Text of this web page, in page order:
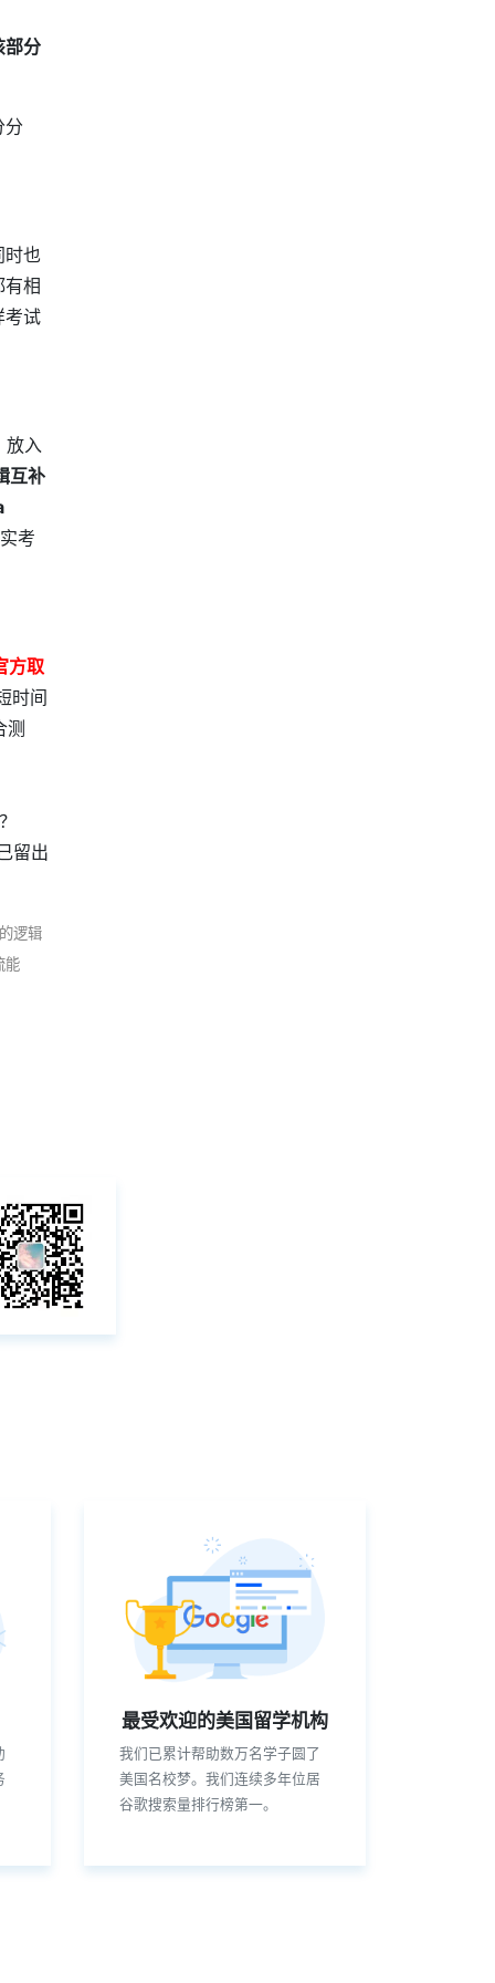
部分
分
时也
相
考试
放入
互补
考
方取
时间
测
留出
逻辑
能
最受欢迎的美国留学机构
我们已累计帮助数万名学子圆了
美国名校梦。我们连续多年位居
谷歌搜索量排行榜第一。